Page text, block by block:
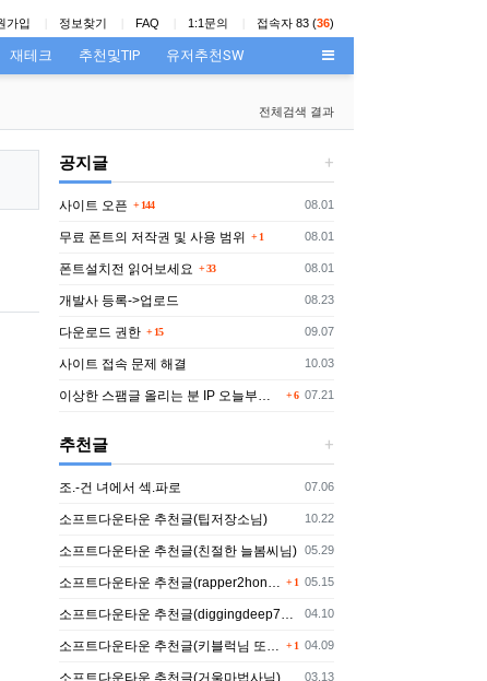
가입 정보찾기 FAQ 1:1문의 접속자 83 (36)
재테크 추천및TIP 유저추천SW
전체검색 결과
공지글
등록일
08.01
사이트 오픈 144
등록일
08.01
무료 폰트의 저작권 및 사용 범위 1
등록일
08.01
폰트설치전 읽어보세요 33
등록일
08.23
개발사 등록->업로드
등록일
09.07
다운로드 권한 15
등록일
10.03
사이트 접속 문제 해결
등록일
07.21
이상한 스팸글 올리는 분 IP 오늘부터 박제함 6
추천글
등록일
07.06
조.-건 녀에서 섹.파로
등록일
10.22
소프트다운타운 추천글(팁저장소님)
등록일
05.29
소프트다운타운 추천글(친절한 늘봄씨님)
등록일
05.15
소프트다운타운 추천글(rapper2hon님) 1
등록일
04.10
소프트다운타운 추천글(diggingdeep7438님)
등록일
04.09
소프트다운타운 추천글(키블럭님 또는 하루살이님) 1
등록일
03.13
소프트다운타운 추천글(거울마법사님)